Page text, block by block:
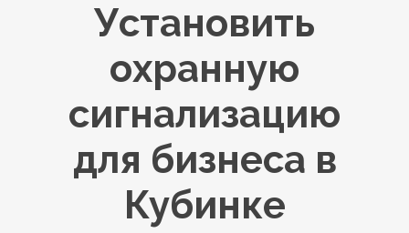
Установить
охранную
сигнализацию
для бизнеса в
Кубинке